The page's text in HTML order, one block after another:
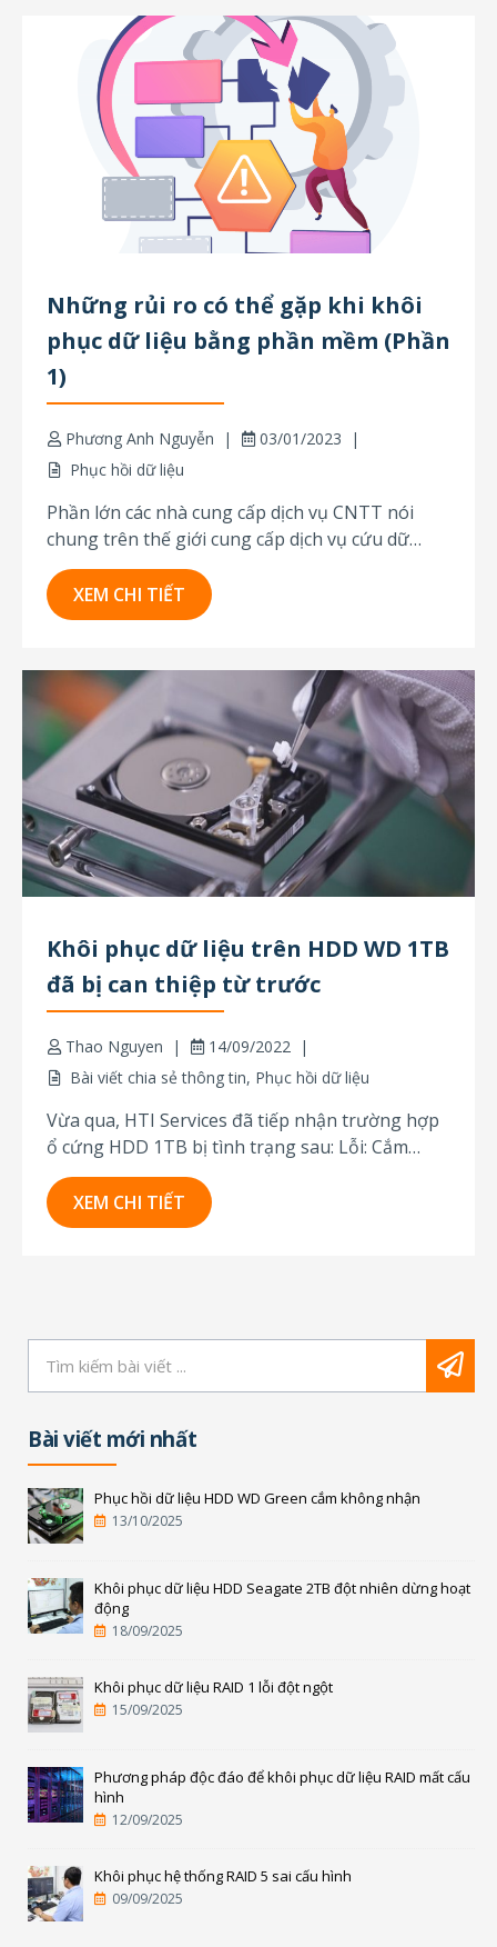
Những rủi ro có thể gặp khi khôi
phục dữ liệu bằng phần mềm (Phần
1)
Phương Anh Nguyễn
03/01/2023
Phục hồi dữ liệu
Phần lớn các nhà cung cấp dịch vụ CNTT nói
chung trên thế giới cung cấp dịch vụ cứu dữ
liệu cho khách hàng của họ. Trong hầu hết các
trường hợp, dịch vụ này chỉ được thực hiện bằng
các công cụ phần mềm khôi phục dữ liệu bởi...
XEM CHI TIẾT
Khôi phục dữ liệu trên HDD WD 1TB
đã bị can thiệp từ trước
Thao Nguyen
14/09/2022
Bài viết chia sẻ thông tin, Phục hồi dữ liệu
Vừa qua, HTI Services đã tiếp nhận trường hợp
ổ cứng HDD 1TB bị tình trạng sau: Lỗi: Cắm
không nhận. Tình trạng: Đã bị mở khi tiếp nhận.
Sau khi tiếp nhận ổ cứng, kỹ thuật viên đã tiến
hành kiểm tra và khôi phục dữ liệu. Bước 1.
XEM CHI TIẾT
Bài viết mới nhất
Phục hồi dữ liệu HDD WD Green cắm không nhận
13/10/2025
Khôi phục dữ liệu HDD Seagate 2TB đột nhiên dừng hoạt
động
18/09/2025
Khôi phục dữ liệu RAID 1 lỗi đột ngột
15/09/2025
Phương pháp độc đáo để khôi phục dữ liệu RAID mất cấu
hình
12/09/2025
Khôi phục hệ thống RAID 5 sai cấu hình
09/09/2025